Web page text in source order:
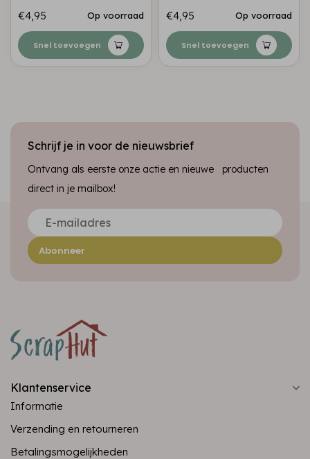
€4,95 Op voorraad
Snel toevoegen
€4,95 Op voorraad
Snel toevoegen
Schrijf je in voor de nieuwsbrief
Ontvang als eerste onze actie en nieuwe producten
direct in je mailbox!
Abonneer
Klantenservice
Informatie
Verzending en retourneren
Betalingsmogelijkheden